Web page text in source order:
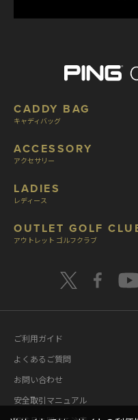
CADDY BAG
キャディバッグ
ACCESSORY
アクセサリー
LADIES
レディース
OUTLET GOLF
アウトレット ゴルフクラブ
ご利用ガイド
よくあるご質問
お問い合わせ
安全取引マニュアル